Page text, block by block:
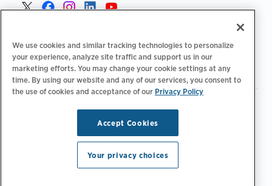
Norge >
Copyright © 2026 ChargePoint, Inc. Med enerett.
We use cookies and similar tracking technologies to personalize
your experience, analyze site traffic and support us in our
marketing efforts. You may change your cookie settings at any
time. By using our website and any of our services, you consent to
the use of cookies and acceptance of our Privacy Policy
Accept Cookies
Your privacy choices